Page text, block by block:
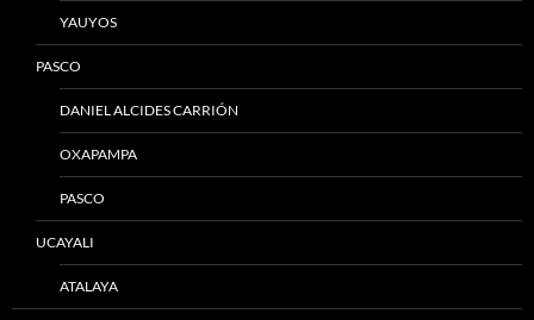
YAUYOS
PASCO
DANIEL ALCIDES CARRIÓN
OXAPAMPA
PASCO
UCAYALI
ATALAYA